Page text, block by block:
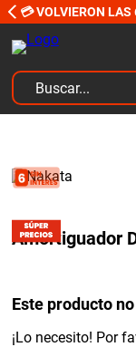
💳 VOLVIERON
Buscar...
Amortiguador
Este producto
¡Lo necesito! Por
2.
amortiguadores
3.
bujias ngk
yokohama